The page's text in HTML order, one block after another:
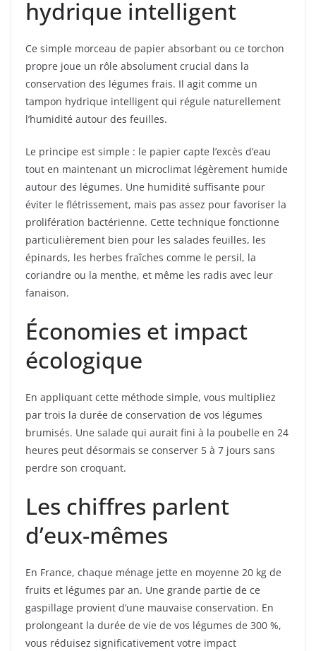
hydrique intelligent
Ce simple morceau de papier absorbant ou ce torchon
propre joue un rôle absolument crucial dans la
conservation des légumes frais. Il agit comme un
tampon hydrique intelligent qui régule naturellement
l’humidité autour des feuilles.
Le principe est simple : le papier capte l’excès d’eau
tout en maintenant un microclimat légèrement humide
autour des légumes. Une humidité suffisante pour
éviter le flétrissement, mais pas assez pour favoriser la
prolifération bactérienne. Cette technique fonctionne
particulièrement bien pour les salades feuilles, les
épinards, les herbes fraîches comme le persil, la
coriandre ou la menthe, et même les radis avec leur
fanaison.
Économies et impact
écologique
En appliquant cette méthode simple, vous multipliez
par trois la durée de conservation de vos légumes
brumisés. Une salade qui aurait fini à la poubelle en 24
heures peut désormais se conserver 5 à 7 jours sans
perdre son croquant.
Les chiffres parlent
d’eux-mêmes
En France, chaque ménage jette en moyenne 20 kg de
fruits et légumes par an. Une grande partie de ce
gaspillage provient d’une mauvaise conservation. En
prolongeant la durée de vie de vos légumes de 300 %,
vous réduisez significativement votre impact